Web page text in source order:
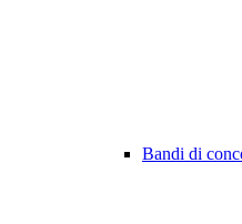
Bandi di